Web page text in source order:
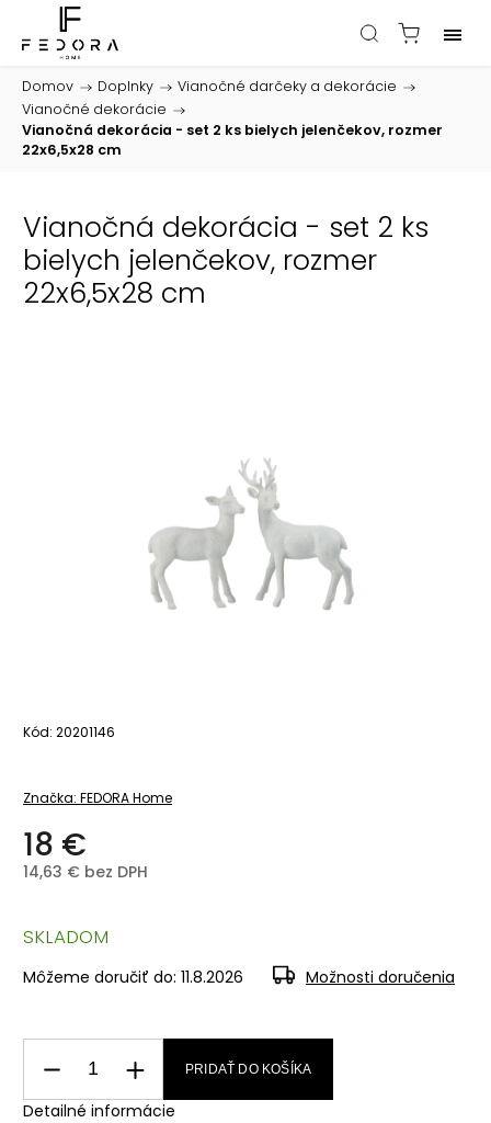
Domov / Doplnky / Vianočné darčeky a dekorácie /
Vianočné dekorácie /
Vianočná dekorácia - set 2 ks bielych jelenčekov, rozmer
22x6,5x28 cm
Vianočná dekorácia - set 2 ks
bielych jelenčekov, rozmer
22x6,5x28 cm
Kód: 20201146
Značka: FEDORA Home
18 €
14,63 € bez DPH
SKLADOM
Môžeme doručiť do: 11.8.2026 Možnosti doručenia
PRIDAŤ DO KOŠÍKA
Detailné informácie